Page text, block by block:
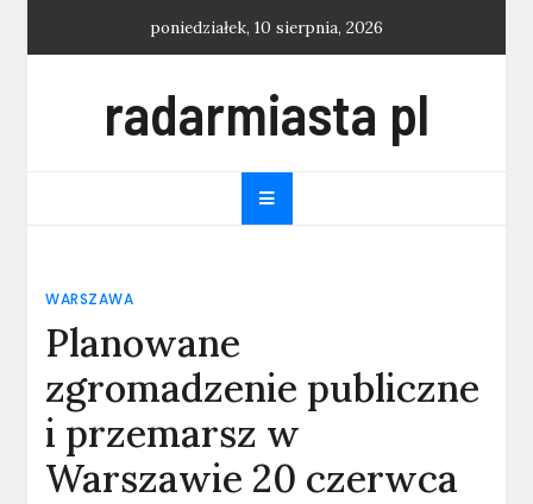
poniedziałek, 10 sierpnia, 2026
radarmiasta pl
WARSZAWA
Planowane
zgromadzenie publiczne
i przemarsz w
Warszawie 20 czerwca